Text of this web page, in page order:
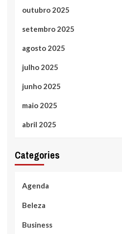
outubro 2025
setembro 2025
agosto 2025
julho 2025
junho 2025
maio 2025
abril 2025
Categories
Agenda
Beleza
Business